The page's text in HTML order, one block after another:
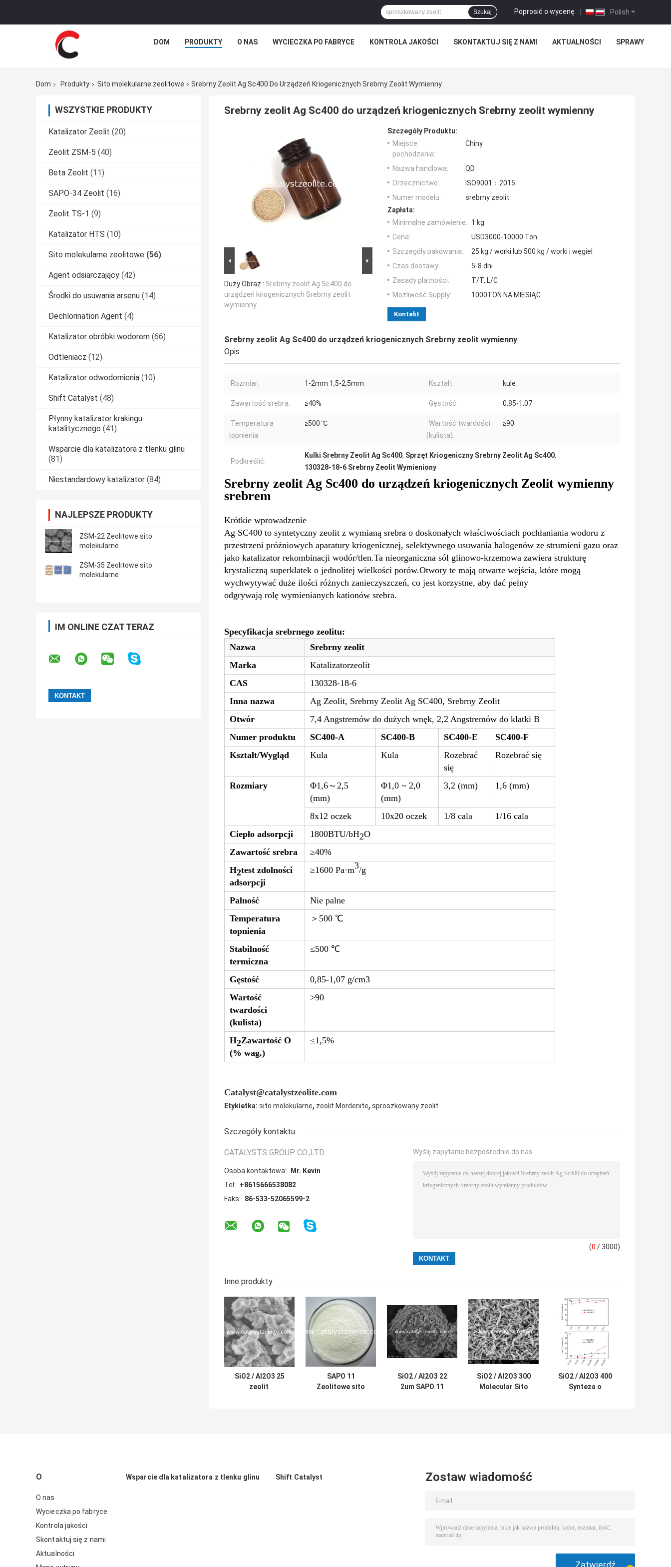
Polish
Poprosić o wycenę |
Szukaj
DOM PRODUKTY O NAS WYCIECZKA PO FABRYCE KONTROLA JAKOŚCI SKONTAKTUJ SIĘ Z NAMI AKTUALNOŚCI SPRAWY
Dom Produkty Sito molekularne zeolitowe Srebrny Zeolit ​​Ag Sc400 Do Urządzeń Kriogenicznych Srebrny Zeolit ​​wymienny
WSZYSTKIE PRODUKTY
Katalizator Zeolit (20)
Zeolit ​​ZSM-5 (40)
Beta Zeolit (11)
SAPO-34 Zeolit (16)
Zeolit ​​TS-1 (9)
Katalizator HTS (10)
Sito molekularne zeolitowe (56)
Agent odsiarczający (42)
Środki do usuwania arsenu (14)
Dechlorination Agent (4)
Katalizator obróbki wodorem (66)
Odtleniacz (12)
Katalizator odwodornienia (10)
Shift Catalyst (48)
Płynny katalizator krakingu
katalitycznego (41)
Wsparcie dla katalizatora z tlenku glinu
(81)
Niestandardowy katalizator (84)
NAJLEPSZE PRODUKTY
ZSM-22 Zeolitowe sito
molekularne
ZSM-35 Zeolitowe sito
molekularne
IM ONLINE CZAT TERAZ
Srebrny zeolit ​​Ag Sc400 do urządzeń kriogenicznych Srebrny zeolit ​​wymienny
Duży Obraz : Srebrny zeolit ​​Ag Sc400 do
urządzeń kriogenicznych Srebrny zeolit ​​
wymienny
Szczegóły Produktu:
Miejsce
pochodzenia:
Chiny
Nazwa handlowa:
QD
Orzecznictwo:
ISO9001：2015
Numer modelu:
srebrny zeolit
Zapłata:
Minimalne zamówienie:
1 kg
Cena:
USD3000-10000 Ton
Szczegóły pakowania:
25 kg / worki lub 500 kg / worki i węgiel
Czas dostawy:
5-8 dni
Zasady płatności:
T/T, L/C
Możliwość Supply:
1000TON NA MIESIĄC
Kontakt
Srebrny zeolit ​​Ag Sc400 do urządzeń kriogenicznych Srebrny zeolit ​​wymienny
Opis
Rozmiar: 1-2mm 1,5-2,5mm Kształt: kule
Zawartość srebra: ≥40% Gęstość: 0,85-1,07
Temperatura
topnienia:
≥500 ℃
Wartość twardości
(kulista):
≥90
Podkreślić:
Kulki Srebrny Zeolit ​​Ag Sc400, Sprzęt Kriogeniczny Srebrny Zeolit ​​Ag Sc400,
130328-18-6 Srebrny Zeolit ​​Wymieniony
Srebrny zeolit ​​Ag Sc400 do urządzeń kriogenicznych Zeolit ​​wymienny
srebrem
Krótkie wprowadzenie
Ag SC400 to syntetyczny zeolit ​​z wymianą srebra o doskonałych właściwościach pochłaniania wodoru z
przestrzeni próżniowych aparatury kriogenicznej, selektywnego usuwania halogenów ze strumieni gazu oraz
jako katalizator rekombinacji wodór/tlen.Ta nieorganiczna sól glinowo-krzemowa zawiera strukturę
krystaliczną superklatek o jednolitej wielkości porów.Otwory te mają otwarte wejścia, które mogą
wychwytywać duże ilości różnych zanieczyszczeń, co jest korzystne, aby dać pełny
odgrywają rolę wymienianych kationów srebra.
Specyfikacja srebrnego zeolitu:
Nazwa
Srebrny zeolit
Marka
Katalizatorzeolit
CAS
130328-18-6
Inna nazwa
Ag Zeolit, Srebrny Zeolit ​​Ag SC400, Srebrny Zeolit
Otwór
7,4 Angstremów do dużych wnęk, 2,2 Angstremów do klatki B
Numer produktu
SC400-A SC400-B SC400-E
SC400-F
Kształt/Wygląd
Kula Kula
Rozebrać
się
Rozebrać się
Rozmiary
Φ1,6～2,5
(mm)
Φ1,0 ~ 2,0
(mm)
3,2 (mm) 1,6 (mm)
8x12 oczek 10x20 oczek 1/8 cala
1/16 cala
Ciepło adsorpcji
1800BTU/bH2O
Zawartość srebra
≥40%
H2test zdolności
adsorpcji
≥1600 Pa·m3/g
Palność
Nie palne
Temperatura
topnienia
＞500 ℃
Stabilność
termiczna
≤500 ℃
Gęstość
0,85-1,07 g/cm3
Wartość
twardości
(kulista)
>90
H2Zawartość O
(% wag.)
≤1,5%
Catalyst@catalystzeolite.com
Etykietka: sito molekularne, zeolit ​​Mordenite, sproszkowany zeolit
Szczegóły kontaktu
CATALYSTS GROUP CO.,LTD
Osoba kontaktowa:
Mr. Kevin
Tel:
+8615666538082
Faks:
86-533-52065599-2
Wyślij zapytanie bezpośrednio do nas
(0 / 3000)
Inne produkty
SiO2 / Al2O3 25
zeolit ​​
SAPO 11
Zeolitowe sito
SiO2 / Al2O3 22
2um SAPO 11
SiO2 / Al2O3 300
Molecular Sito
SiO2 / Al2O3 400
Synteza o
O
O nas
Wycieczka po fabryce
Kontrola jakości
Skontaktuj się z nami
Aktualności
Wsparcie dla katalizatora z tlenku glinu Shift Catalyst Zostaw wiadomość